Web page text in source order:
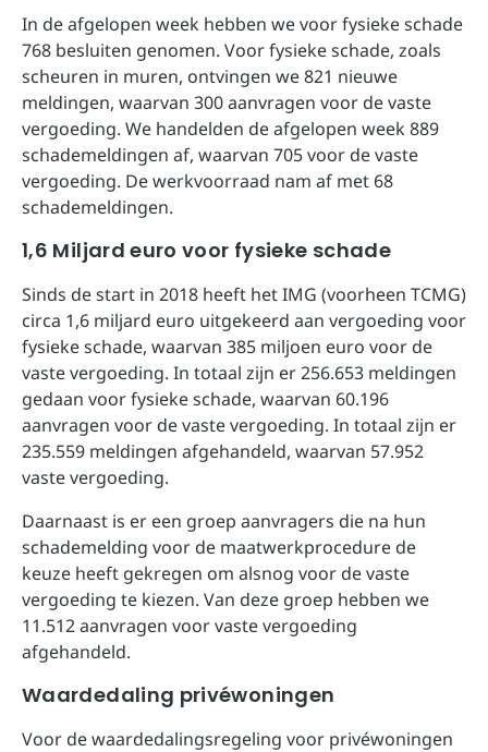
In de afgelopen week hebben we voor fysieke schade
768 besluiten genomen. Voor fysieke schade, zoals
scheuren in muren, ontvingen we 821 nieuwe
meldingen, waarvan 300 aanvragen voor de vaste
vergoeding. We handelden de afgelopen week 889
schademeldingen af, waarvan 705 voor de vaste
vergoeding. De werkvoorraad nam af met 68
schademeldingen.
1,6 Miljard euro voor fysieke schade
Sinds de start in 2018 heeft het IMG (voorheen TCMG)
circa 1,6 miljard euro uitgekeerd aan vergoeding voor
fysieke schade, waarvan 385 miljoen euro voor de
vaste vergoeding. In totaal zijn er 256.653 meldingen
gedaan voor fysieke schade, waarvan 60.196
aanvragen voor de vaste vergoeding. In totaal zijn er
235.559 meldingen afgehandeld, waarvan 57.952
vaste vergoeding.
Daarnaast is er een groep aanvragers die na hun
schademelding voor de maatwerkprocedure de
keuze heeft gekregen om alsnog voor de vaste
vergoeding te kiezen. Van deze groep hebben we
11.512 aanvragen voor vaste vergoeding
afgehandeld.
Waardedaling privéwoningen
Voor de waardedalingsregeling voor privéwoningen